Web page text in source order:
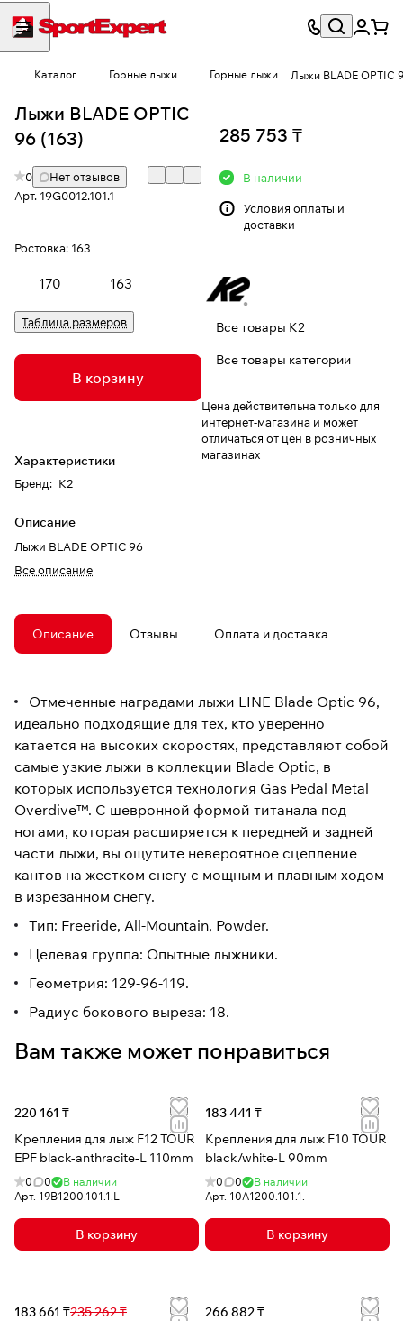
Каталог Горные лыжи Горные лыжи Лыжи BLADE OPTIC
Лыжи BLADE OPTIC
96 (163)
0
Нет отзывов
Арт. 19G0012.101.1
Ростовка: 163
170 163
Таблица размеров
В корзину
Характеристики
Бренд: K2
Описание
Лыжи BLADE OPTIC 96
Все описание
285 753 ₸
В наличии
Условия оплаты и
доставки
Все товары K2
Все товары категории
Цена действительна только для
интернет-магазина и может
отличаться от цен в розничных
магазинах
Описание Отзывы Оплата и доставка
Отмеченные наградами лыжи LINE Blade Optic 96,
идеально подходящие для тех, кто уверенно
катается на высоких скоростях, представляют собой
самые узкие лыжи в коллекции Blade Optic, в
которых используется технология Gas Pedal Metal
Overdive™. С шевронной формой титанала под
ногами, которая расширяется к передней и задней
части лыжи, вы ощутите невероятное сцепление
кантов на жестком снегу с мощным и плавным ходом
в изрезанном снегу.
Тип: Freeride, All-Mountain, Powder.
Целевая группа: Опытные лыжники.
Геометрия: 129-96-119.
Радиус бокового выреза: 18.
Вам также может понравиться
220 161 ₸
Крепления для лыж F12 TOUR
EPF black-anthracite-L 110mm
0 0
В наличии
Арт. 19B1200.101.1.L
В корзину
183 441 ₸
Крепления для лыж F10 TOUR
black/white-L 90mm
0 0
В наличии
Арт. 10A1200.101.1.
В корзину
183 661 ₸235 262 ₸
266 882 ₸